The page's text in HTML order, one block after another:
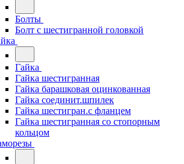
Болты
Болт с шестигранной головкой
Гайка
Гайка шестигранная
Гайка барашковая оцинкованная
Гайка соединит.шпилек
Гайка шестигран.с фланцем
Гайка шестигранная со стопорным
кольцом